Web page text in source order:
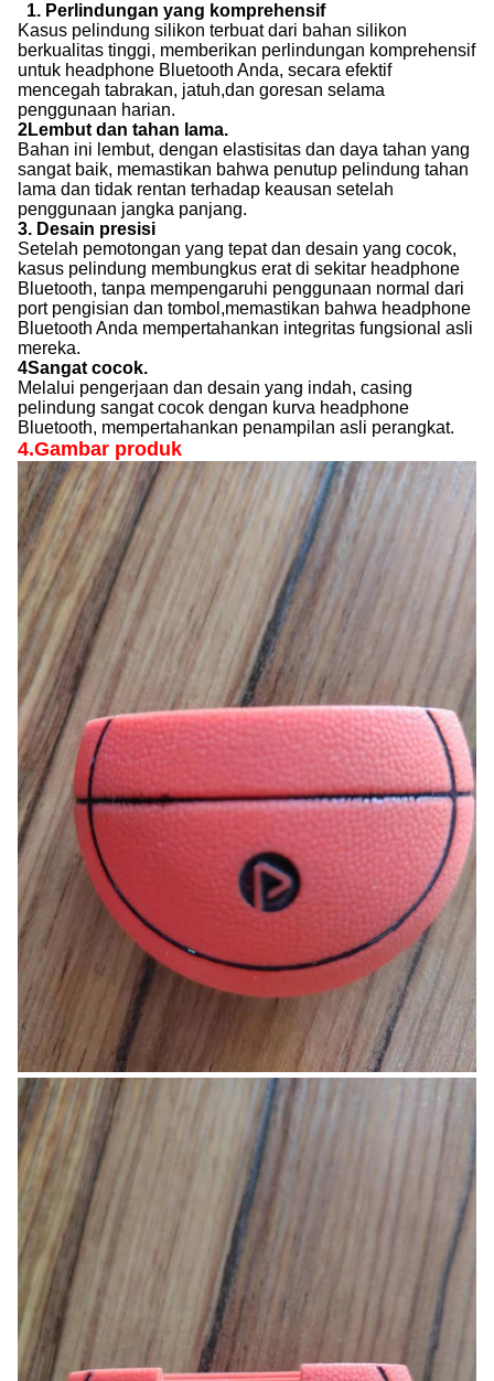
1. Perlindungan yang komprehensif
Kasus pelindung silikon terbuat dari bahan silikon
berkualitas tinggi, memberikan perlindungan komprehensif
untuk headphone Bluetooth Anda, secara efektif
mencegah tabrakan, jatuh,dan goresan selama
penggunaan harian.
2Lembut dan tahan lama.
Bahan ini lembut, dengan elastisitas dan daya tahan yang
sangat baik, memastikan bahwa penutup pelindung tahan
lama dan tidak rentan terhadap keausan setelah
penggunaan jangka panjang.
3. Desain presisi
Setelah pemotongan yang tepat dan desain yang cocok,
kasus pelindung membungkus erat di sekitar headphone
Bluetooth, tanpa mempengaruhi penggunaan normal dari
port pengisian dan tombol,memastikan bahwa headphone
Bluetooth Anda mempertahankan integritas fungsional asli
mereka.
4Sangat cocok.
Melalui pengerjaan dan desain yang indah, casing
pelindung sangat cocok dengan kurva headphone
Bluetooth, mempertahankan penampilan asli perangkat.
4.Gambar produk